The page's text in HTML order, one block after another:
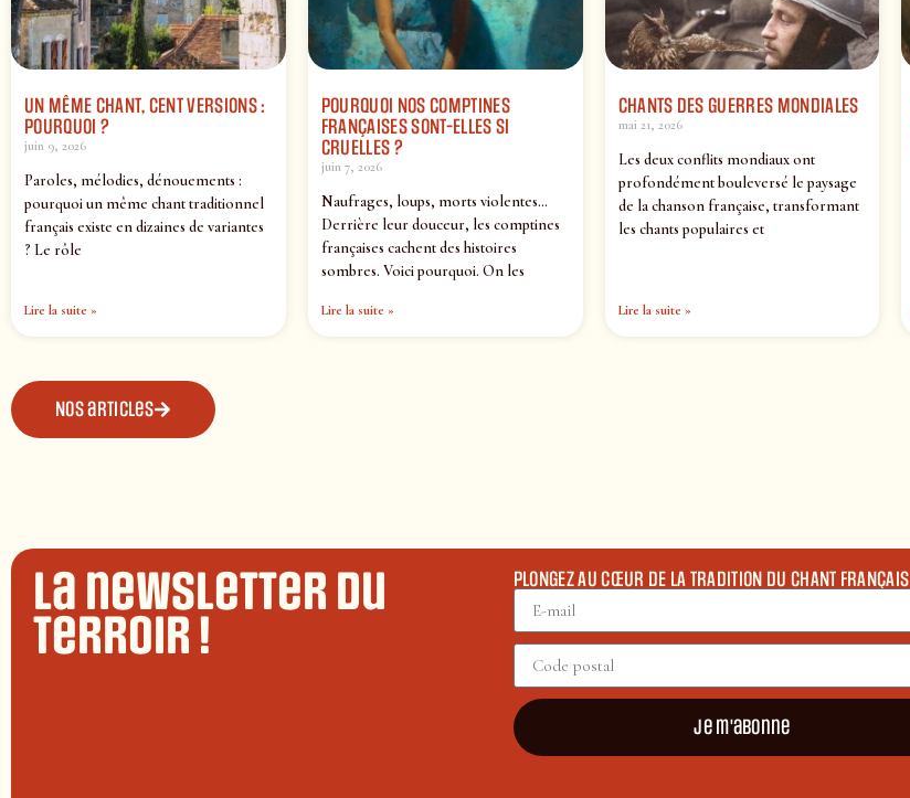
UN MÊME CHANT, CENT VERSIONS :
POURQUOI ?
juin 9, 2026
Paroles, mélodies, dénouements :
pourquoi un même chant traditionnel
français existe en dizaines de variantes
? Le rôle
Lire la suite »
POURQUOI NOS COMPTINES
FRANÇAISES SONT-ELLES SI
CRUELLES ?
juin 7, 2026
Naufrages, loups, morts violentes…
Derrière leur douceur, les comptines
françaises cachent des histoires
sombres. Voici pourquoi. On les
Lire la suite »
CHANTS DES GUERRES MONDIALES
mai 21, 2026
Les deux conflits mondiaux ont
profondément bouleversé le paysage
de la chanson française, transformant
les chants populaires et
Lire la suite »
Nos articles
La newsletter du
terroir !
PLONGEZ AU CŒUR DE LA TRADITION DU CHANT FRANÇAIS
Je m'abonne